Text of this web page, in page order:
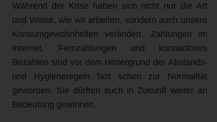
Während der Krise haben sich nicht nur die Art
und Weise, wie wir arbeiten, sondern auch unsere
Konsumgewohnheiten verändert. Zahlungen im
Internet, Fernzahlungen und kontaktloses
Bezahlen sind vor dem Hintergrund der Abstands-
und Hygieneregeln fast schon zur Normalität
geworden. Sie dürften auch in Zukunft weiter an
Bedeutung gewinnen.